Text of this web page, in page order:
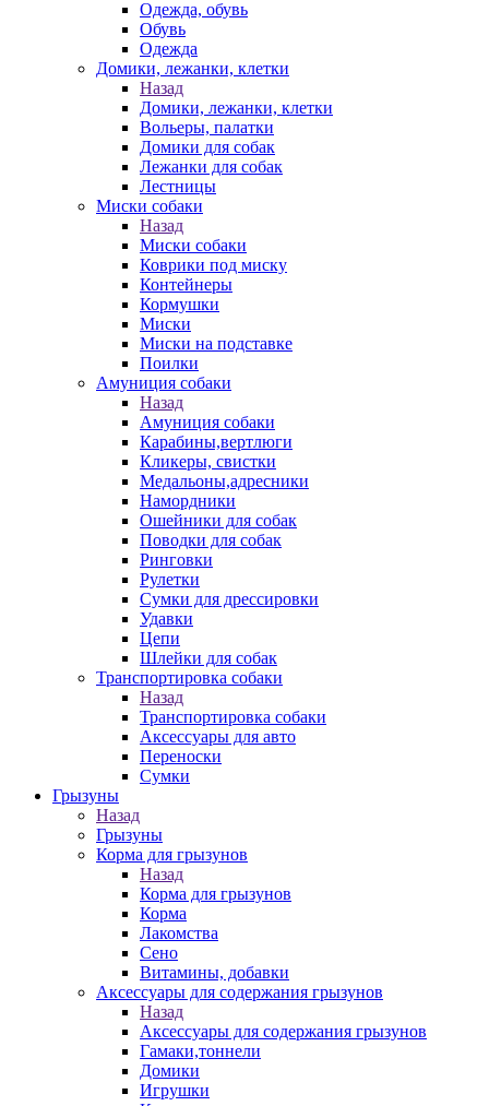
Одежда, обувь
Обувь
Одежда
Домики, лежанки, клетки
Назад
Домики, лежанки, клетки
Вольеры, палатки
Домики для собак
Лежанки для собак
Лестницы
Миски собаки
Назад
Миски собаки
Коврики под миску
Контейнеры
Кормушки
Миски
Миски на подставке
Поилки
Амуниция собаки
Назад
Амуниция собаки
Карабины,вертлюги
Кликеры, свистки
Медальоны,адресники
Намордники
Ошейники для собак
Поводки для собак
Ринговки
Рулетки
Сумки для дрессировки
Удавки
Цепи
Шлейки для собак
Транспортировка собаки
Назад
Транспортировка собаки
Аксессуары для авто
Переноски
Сумки
Грызуны
Назад
Грызуны
Корма для грызунов
Назад
Корма для грызунов
Корма
Лакомства
Сено
Витамины, добавки
Аксессуары для содержания грызунов
Назад
Аксессуары для содержания грызунов
Гамаки,тоннели
Домики
Игрушки